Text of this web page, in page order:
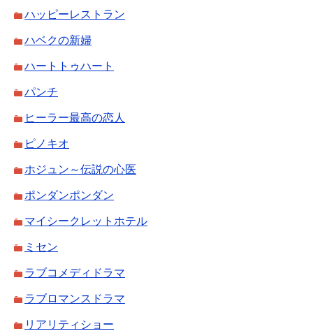
ハッピーレストラン
ハベクの新婦
ハートトゥハート
パンチ
ヒーラー最高の恋人
ピノキオ
ホジュン～伝説の心医
ポンダンポンダン
マイシークレットホテル
ミセン
ラブコメディドラマ
ラブロマンスドラマ
リアリティショー